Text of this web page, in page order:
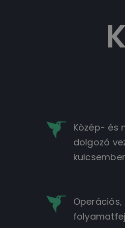
Közép- és
dolgozó
Operációs,